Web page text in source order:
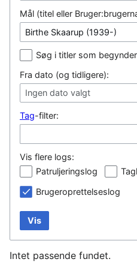
Mål (titel eller
Søg i titler som
Fra dato (og tidligere):
Ingen dato valgt
Tag-filter:
Vis flere logs:
Patruljeringslog
Brugeroprettelseslog
Vis
Intet passende fundet.